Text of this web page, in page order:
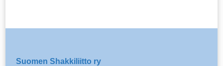
Suomen Shakkiliitto ry